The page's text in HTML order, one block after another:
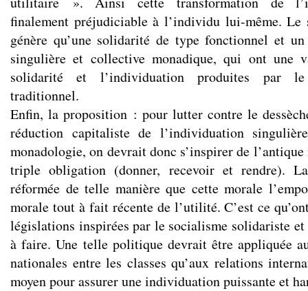
finalement préjudiciable à l’individu lui-même. Le
génère qu’une solidarité de type fonctionnel et
singulière et collective monadique, qui ont une
solidarité et l’individuation produites par le
traditionnel.
Enfin, la proposition : pour lutter contre le
réduction capitaliste de l’individuation
monadologie, on devrait donc s’inspirer de
triple obligation (donner, recevoir et rendre).
réformée de telle manière que cette morale
morale tout à fait récente de l’utilité. C’est ce
législations inspirées par le socialisme solidariste
à faire. Une telle politique devrait être appliquée
nationales entre les classes qu’aux relations
moyen pour assurer une individuation puissante et